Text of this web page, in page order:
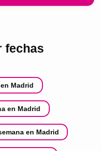
fechas
Madrid
en Madrid
en Madrid